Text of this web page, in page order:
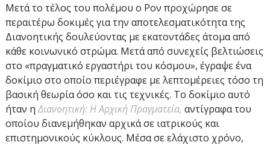
Μετά το τέλος του πολέμου ο Ρον προχώρησε σε
περαιτέρω δοκιμές για την αποτελεσματικότητα της
Διανοητικής δουλεύοντας με εκατοντάδες άτομα από
κάθε κοινωνικό στρώμα. Μετά από συνεχείς βελτιώσεις
στο «πραγματικό εργαστήρι του κόσμου», έγραψε ένα
δοκίμιο στο οποίο περιέγραφε με λεπτομέρειες τόσο τη
βασική θεωρία όσο και τις τεχνικές. Το δοκίμιο αυτό
ήταν ηΔιανοητική: Η Αρχική Πραγματεία, αντίγραφα του
οποίου διανεμήθηκαν αρχικά σε ιατρικούς και
επιστημονικούς κύκλους. Μέσα σε ελάχιστο χρόνο,